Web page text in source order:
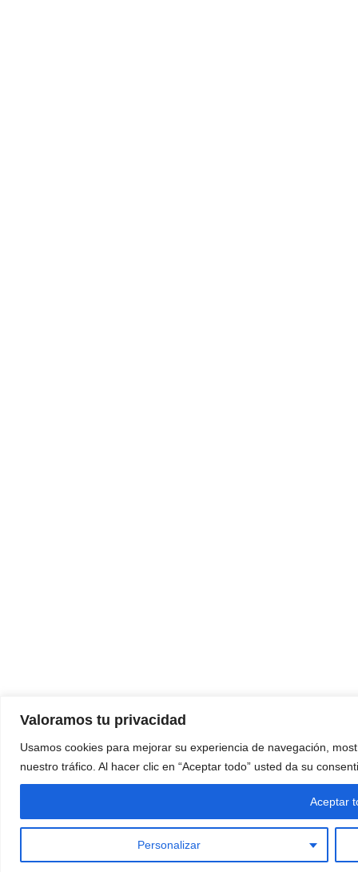
Valoramos tu privacidad
Usamos cookies para mejorar su experiencia de navegación,
nuestro tráfico. Al hacer clic en “Aceptar todo” usted da su
Personalizar
Aceptar